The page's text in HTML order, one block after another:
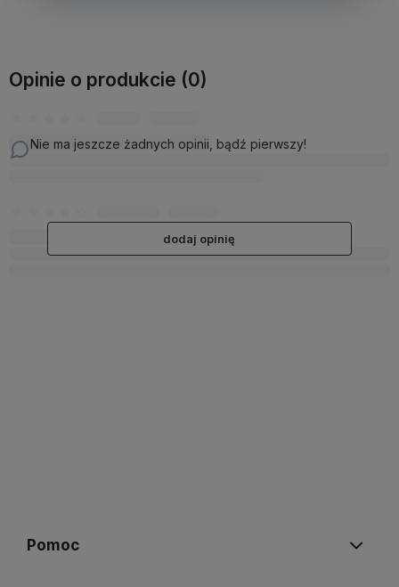
Opinie o produkcie (0)
Nie ma jeszcze żadnych opinii, bądź pierwszy!
dodaj opinię
Pomoc